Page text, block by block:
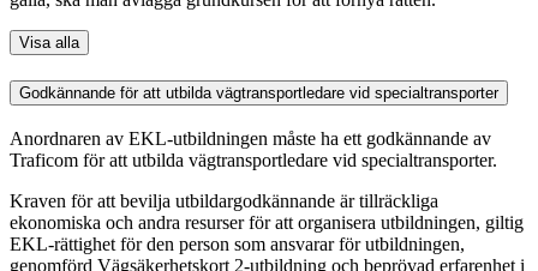
Visa alla
Godkännande för att utbilda vägtransportledare vid specialtransporter
Anordnaren av EKL-utbildningen måste ha ett godkännande av
Traficom för att utbilda vägtransportledare vid specialtransporter.
Kraven för att bevilja utbildargodkännande är tillräckliga
ekonomiska och andra resurser för att organisera utbildningen, giltig
EKL-rättighet för den person som ansvarar för utbildningen,
genomförd Vägsäkerhetskort 2-utbildning och beprövad erfarenhet i